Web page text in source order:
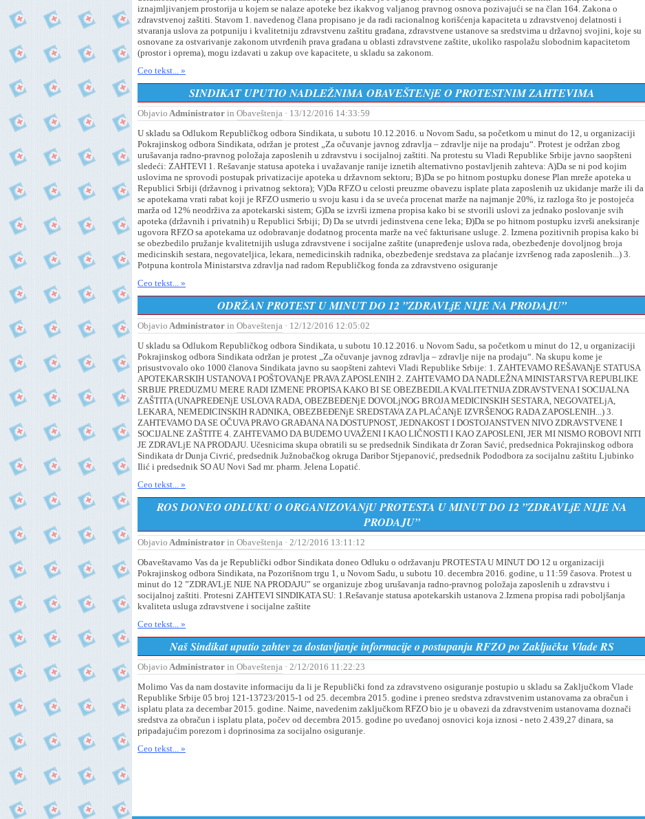
iznajmljivanjem prostorija u kojem se nalaze apoteke bez ikakvog valjanog pravnog osnova pozivajući se na član 164. Zakona o
zdravstvenoj zaštiti. Stavom 1. navedenog člana propisano je da radi racionalnog korišćenja kapaciteta u zdravstvenoj delatnosti i
stvaranja uslova za potpuniju i kvalitetniju zdravstvenu zaštitu građana, zdravstvene ustanove sa sredstvima u državnoj svojini, koje su
osnovane za ostvarivanje zakonom utvrđenih prava građana u oblasti zdravstvene zaštite, ukoliko raspolažu slobodnim kapacitetom
(prostor i oprema), mogu izdavati u zakup ove kapacitete, u skladu sa zakonom.
Ceo tekst... »
SINDIKAT UPUTIO NADLEŽNIMA OBAVEŠTENjE O PROTESTNIM ZAHTEVIMA
Objavio Administrator in Obaveštenja · 13/12/2016 14:33:59
U skladu sa Odlukom Republičkog odbora Sindikata, u subotu 10.12.2016. u Novom Sadu, sa početkom u minut do 12, u organizaciji
Pokrajinskog odbora Sindikata, održan je protest „Za očuvanje javnog zdravlja – zdravlje nije na prodaju“. Protest je održan zbog
urušavanja radno-pravnog položaja zaposlenih u zdravstvu i socijalnoj zaštiti. Na protestu su Vladi Republike Srbije javno saopšteni
sledeći: ZAHTEVI 1. Rešavanje statusa apoteka i uvažavanje ranije iznetih alternativno postavljenih zahteva: A)Da se ni pod kojim
uslovima ne sprovodi postupak privatizacije apoteka u državnom sektoru; B)Da se po hitnom postupku donese Plan mreže apoteka u
Republici Srbiji (državnog i privatnog sektora); V)Da RFZO u celosti preuzme obavezu isplate plata zaposlenih uz ukidanje marže ili da
se apotekama vrati rabat koji je RFZO usmerio u svoju kasu i da se uveća procenat marže na najmanje 20%, iz razloga što je postojeća
marža od 12% neodrživa za apotekarski sistem; G)Da se izvrši izmena propisa kako bi se stvorili uslovi za jednako poslovanje svih
apoteka (državnih i privatnih) u Republici Srbiji; D) Da se utvrdi jedinstvena cene leka; Đ)Da se po hitnom postupku izvrši aneksiranje
ugovora RFZO sa apotekama uz odobravanje dodatnog procenta marže na već fakturisane usluge. 2. Izmena pozitivnih propisa kako bi
se obezbedilo pružanje kvalitetnijih usluga zdravstvene i socijalne zaštite (unapređenje uslova rada, obezbeđenje dovoljnog broja
medicinskih sestara, negovateljica, lekara, nemedicinskih radnika, obezbeđenje sredstava za plaćanje izvršenog rada zaposlenih...) 3.
Potpuna kontrola Ministarstva zdravlja nad radom Republičkog fonda za zdravstveno osiguranje
Ceo tekst... »
ODRŽAN PROTEST U MINUT DO 12 ”ZDRAVLjE NIJE NA PRODAJU”
Objavio Administrator in Obaveštenja · 12/12/2016 12:05:02
U skladu sa Odlukom Republičkog odbora Sindikata, u subotu 10.12.2016. u Novom Sadu, sa početkom u minut do 12, u organizaciji
Pokrajinskog odbora Sindikata održan je protest „Za očuvanje javnog zdravlja – zdravlje nije na prodaju“. Na skupu kome je
prisustvovalo oko 1000 članova Sindikata javno su saopšteni zahtevi Vladi Republike Srbije: 1. ZAHTEVAMO REŠAVANjE STATUSA
APOTEKARSKIH USTANOVA I POŠTOVANjE PRAVA ZAPOSLENIH 2. ZAHTEVAMO DA NADLEŽNA MINISTARSTVA REPUBLIKE
SRBIJE PREDUZMU MERE RADI IZMENE PROPISA KAKO BI SE OBEZBEDILA KVALITETNIJA ZDRAVSTVENA I SOCIJALNA
ZAŠTITA (UNAPREĐENjE USLOVA RADA, OBEZBEĐENjE DOVOLjNOG BROJA MEDICINSKIH SESTARA, NEGOVATELjA,
LEKARA, NEMEDICINSKIH RADNIKA, OBEZBEĐENjE SREDSTAVA ZA PLAĆANjE IZVRŠENOG RADA ZAPOSLENIH...) 3.
ZAHTEVAMO DA SE OČUVA PRAVO GRAĐANA NA DOSTUPNOST, JEDNAKOST I DOSTOJANSTVEN NIVO ZDRAVSTVENE I
SOCIJALNE ZAŠTITE 4. ZAHTEVAMO DA BUDEMO UVAŽENI I KAO LIČNOSTI I KAO ZAPOSLENI, JER MI NISMO ROBOVI NITI
JE ZDRAVLjE NA PRODAJU. Učesnicima skupa obratili su se predsednik Sindikata dr Zoran Savić, predsednica Pokrajinskog odbora
Sindikata dr Dunja Civrić, predsednik Južnobačkog okruga Daribor Stjepanović, predsednik Pododbora za socijalnu zaštitu Ljubinko
Ilić i predsednik SO AU Novi Sad mr. pharm. Jelena Lopatić.
Ceo tekst... »
ROS DONEO ODLUKU O ORGANIZOVANjU PROTESTA U MINUT DO 12 ”ZDRAVLjE NIJE NA
PRODAJU”
Objavio Administrator in Obaveštenja · 2/12/2016 13:11:12
Obaveštavamo Vas da je Republički odbor Sindikata doneo Odluku o održavanju PROTESTA U MINUT DO 12 u organizaciji
Pokrajinskog odbora Sindikata, na Pozorišnom trgu 1, u Novom Sadu, u subotu 10. decembra 2016. godine, u 11:59 časova. Protest u
minut do 12 ”ZDRAVLjE NIJE NA PRODAJU” se organizuje zbog urušavanja radno-pravnog položaja zaposlenih u zdravstvu i
socijalnoj zaštiti. Protesni ZAHTEVI SINDIKATA SU: 1.Rešavanje statusa apotekarskih ustanova 2.Izmena propisa radi poboljšanja
kvaliteta usluga zdravstvene i socijalne zaštite
Ceo tekst... »
Naš Sindikat uputio zahtev za dostavljanje informacije o postupanju RFZO po Zaključku Vlade RS
Objavio Administrator in Obaveštenja · 2/12/2016 11:22:23
Molimo Vas da nam dostavite informaciju da li je Republički fond za zdravstveno osiguranje postupio u skladu sa Zaključkom Vlade
Republike Srbije 05 broj 121-13723/2015-1 od 25. decembra 2015. godine i preneo sredstva zdravstvenim ustanovama za obračun i
isplatu plata za decembar 2015. godine. Naime, navedenim zaključkom RFZO bio je u obavezi da zdravstvenim ustanovama doznači
sredstva za obračun i isplatu plata, počev od decembra 2015. godine po uveđanoj osnovici koja iznosi - neto 2.439,27 dinara, sa
pripadajućim porezom i doprinosima za socijalno osiguranje.
Ceo tekst... »